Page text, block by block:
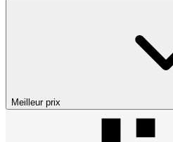
Meilleur prix